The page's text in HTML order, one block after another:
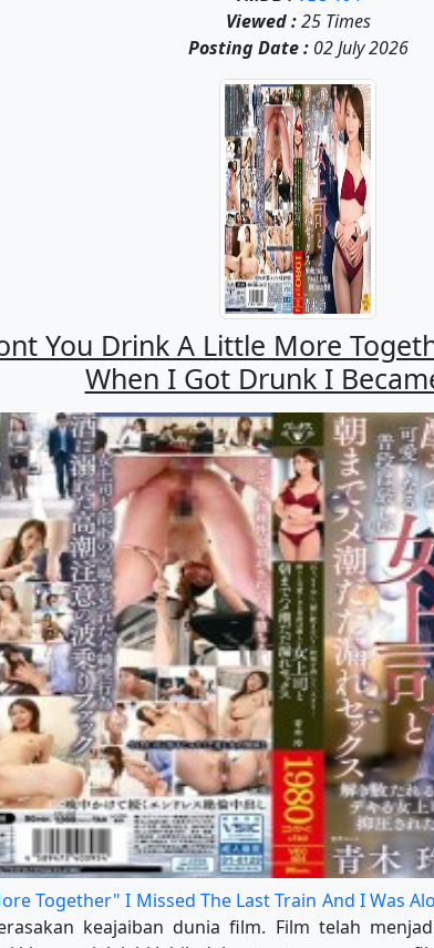
Viewed :25 Times
Posting Date :02 July 2026
You Drink A Little More
When I Got Drunk I
Together" I Missed The Last Train And I Was
keajaiban dunia film. Film telah